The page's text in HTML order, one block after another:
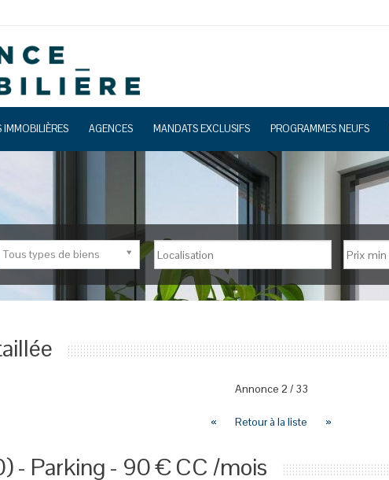
AGENCES MANDATS EXCLUSIFS PROGRAMMES NEUFS
Tous types de biens
Nb de pièces
Annonce 2 / 33
« Retour à la liste »
- Parking - 90 € CC /mois